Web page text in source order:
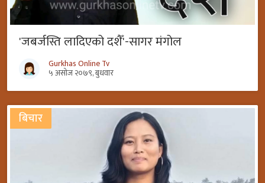
'जबर्जस्ति लादिएको दशैँ'-सागर मंगोल
Gurkhas Online Tv
५ असोज २०७९, बुधवार
बिचार